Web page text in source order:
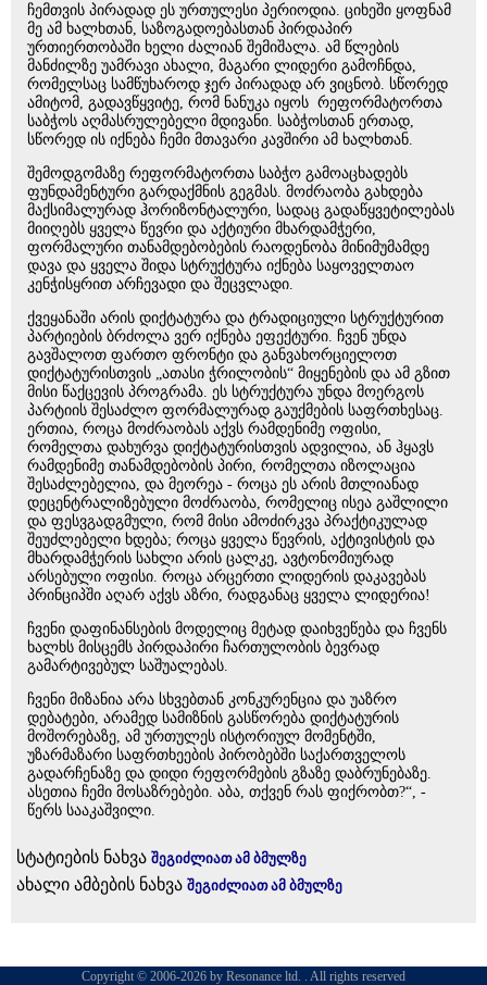
ჩემთვის პირადად ეს ურთულესი პერიოდია. ციხეში ყოფნამ
მე ამ ხალხთან, საზოგადოებასთან პირდაპირ
ურთიერთობაში ხელი ძალიან შემიშალა. ამ წლების
მანძილზე უამრავი ახალი, მაგარი ლიდერი გამოჩნდა,
რომელსაც სამწუხაროდ ჯერ პირადად არ ვიცნობ. სწორედ
ამიტომ, გადავწყვიტე, რომ ნანუკა იყოს რეფორმატორთა
საბჭოს აღმასრულებელი მდივანი. საბჭოსთან ერთად,
სწორედ ის იქნება ჩემი მთავარი კავშირი ამ ხალხთან.
შემოდგომაზე რეფორმატორთა საბჭო გამოაცხადებს
ფუნდამენტური გარდაქმნის გეგმას. მოძრაობა გახდება
მაქსიმალურად ჰორიზონტალური, სადაც გადაწყვეტილებას
მიიღებს ყველა წევრი და აქტიური მხარდამჭერი,
ფორმალური თანამდებობების რაოდენობა მინიმუმამდე
დავა და ყველა შიდა სტრუქტურა იქნება საყოველთაო
კენჭისყრით არჩევადი და შეცვლადი.
ქვეყანაში არის დიქტატურა და ტრადიციული სტრუქტურით
პარტიების ბრძოლა ვერ იქნება ეფექტური. ჩვენ უნდა
გავშალოთ ფართო ფრონტი და განვახორციელოთ
დიქტატურისთვის „ათასი ჭრილობის“ მიყენების და ამ გზით
მისი წაქცევის პროგრამა. ეს სტრუქტურა უნდა მოერგოს
პარტიის შესაძლო ფორმალურად გაუქმების საფრთხესაც.
ერთია, როცა მოძრაობას აქვს რამდენიმე ოფისი,
რომელთა დახურვა დიქტატურისთვის ადვილია, ან ჰყავს
რამდენიმე თანამდებობის პირი, რომელთა იზოლაცია
შესაძლებელია, და მეორეა - როცა ეს არის მთლიანად
დეცენტრალიზებული მოძრაობა, რომელიც ისეა გაშლილი
და ფესვგადგმული, რომ მისი ამოძირკვა პრაქტიკულად
შეუძლებელი ხდება; როცა ყველა წევრის, აქტივისტის და
მხარდამჭერის სახლი არის ცალკე, ავტონომიურად
არსებული ოფისი. როცა არცერთი ლიდერის დაკავებას
პრინციპში აღარ აქვს აზრი, რადგანაც ყველა ლიდერია!
ჩვენი დაფინანსების მოდელიც მეტად დაიხვეწება და ჩვენს
ხალხს მისცემს პირდაპირი ჩართულობის ბევრად
გამარტივებულ საშუალებას.
ჩვენი მიზანია არა სხვებთან კონკურენცია და უაზრო
დებატები, არამედ სამიზნის გასწორება დიქტატურის
მოშორებაზე, ამ ურთულეს ისტორიულ მომენტში,
უზარმაზარი საფრთხეების პირობებში საქართველოს
გადარჩენაზე და დიდი რეფორმების გზაზე დაბრუნებაზე.
ასეთია ჩემი მოსაზრებები. აბა, თქვენ რას ფიქრობთ?“, -
წერს სააკაშვილი.
სტატიების ნახვა შეგიძლიათ ამ ბმულზე
ახალი ამბების ნახვა შეგიძლიათ ამ ბმულზე
Copyright © 2006-2026 by Resonance ltd. . All rights reserved